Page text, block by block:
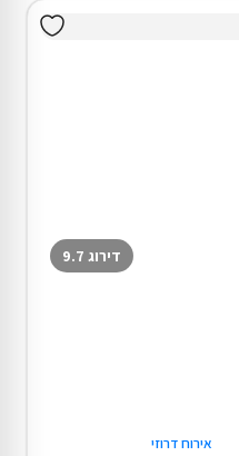
דירוג 9.7
אירוח דרוזי